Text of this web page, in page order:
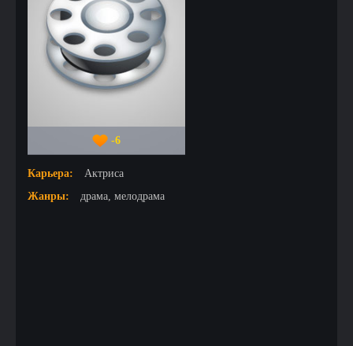
-6
Карьера:
Актриса
Жанры:
драма, мелодрама